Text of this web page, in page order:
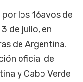
los 16avos de
de julio, en
de Argentina.
oficial de
y Cabo Verde